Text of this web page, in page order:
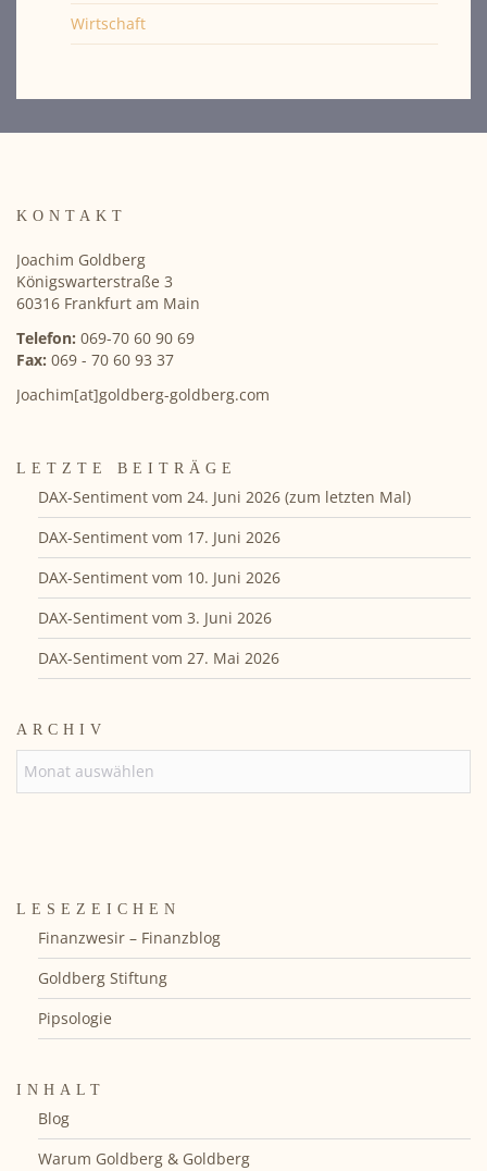
Wirtschaft
KONTAKT
Joachim Goldberg
Königswarterstraße 3
60316 Frankfurt am Main
Telefon: 069-70 60 90 69
Fax: 069 - 70 60 93 37
Joachim[at]goldberg-goldberg.com
LETZTE BEITRÄGE
DAX-Sentiment vom 24. Juni 2026 (zum letzten Mal)
DAX-Sentiment vom 17. Juni 2026
DAX-Sentiment vom 10. Juni 2026
DAX-Sentiment vom 3. Juni 2026
DAX-Sentiment vom 27. Mai 2026
ARCHIV
LESEZEICHEN
Finanzwesir – Finanzblog
Goldberg Stiftung
Pipsologie
INHALT
Blog
Warum Goldberg & Goldberg